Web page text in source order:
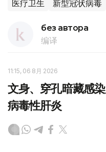
医疗卫生 新型冠状病毒
без автора
编译
11:15, 06 8月 2026
文身、穿孔暗藏感
病毒性肝炎